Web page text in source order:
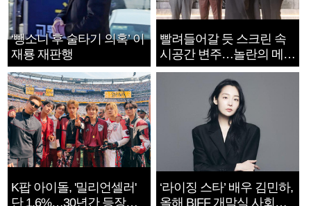
‘뺑소니 후 술타기 의혹’ 이
재룡 재판행
빨려들어갈 듯 스크린 속
시공간 변주…놀란의 메시
지는 ‘전쟁 속죄’
K팝 아이돌, '밀리언셀러'
단 1.6%…30년간 등장
‘라이징 스타’ 배우 김민하,
올해 BIFF 개막식 사회자